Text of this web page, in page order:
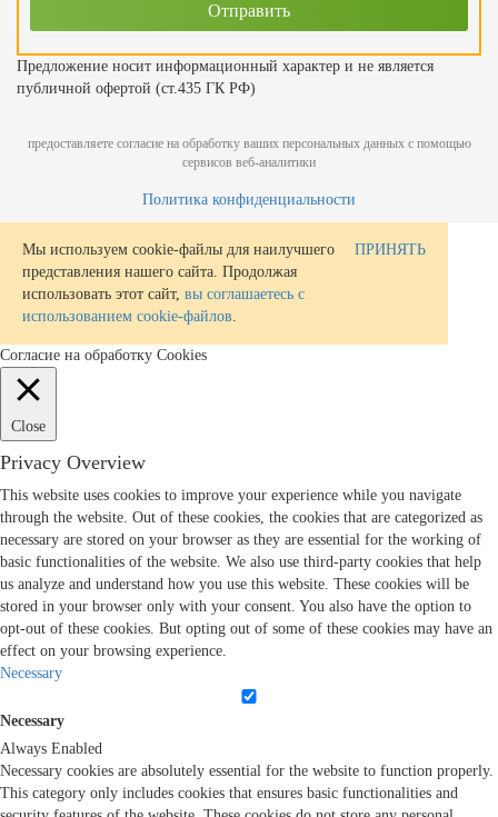
Предложение носит информационный характер и не является
публичной офертой (ст.435 ГК РФ)
предоставляете согласие на обработку ваших персональных данных с помощью
сервисов веб-аналитики
Политика конфиденциальности
Мы используем cookie-файлы для наилучшего
представления нашего сайта. Продолжая
использовать этот сайт, вы соглашаетесь с
использованием cookie-файлов.
ПРИНЯТЬ
Согласие на обработку Cookies
Close
Privacy Overview
This website uses cookies to improve your experience while you navigate
through the website. Out of these cookies, the cookies that are categorized as
necessary are stored on your browser as they are essential for the working of
basic functionalities of the website. We also use third-party cookies that help
us analyze and understand how you use this website. These cookies will be
stored in your browser only with your consent. You also have the option to
opt-out of these cookies. But opting out of some of these cookies may have an
effect on your browsing experience.
Necessary
Necessary
Always Enabled
Necessary cookies are absolutely essential for the website to function properly.
This category only includes cookies that ensures basic functionalities and